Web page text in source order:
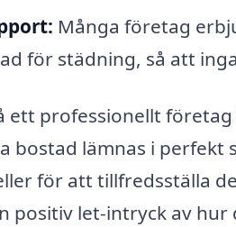
Många företag
för städning, så att
ett professionellt
bostad lämnas i
för att tillfredsställa
positiv let-intryck av